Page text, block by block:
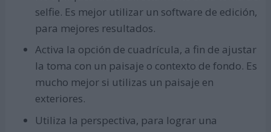
selfie. Es mejor utilizar un software de edición,
para mejores resultados.
Activa la opción de cuadrícula, a fin de ajustar
la toma con un paisaje o contexto de fondo. Es
mucho mejor si utilizas un paisaje en
exteriores.
Utiliza la perspectiva, para lograr una